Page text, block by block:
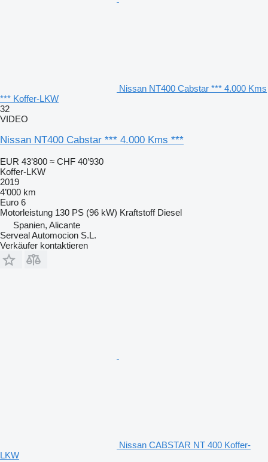
Nissan NT400 Cabstar *** 4.000 Kms
*** Koffer-LKW
32
VIDEO
Nissan NT400 Cabstar *** 4.000 Kms ***
EUR 43’800 ≈ CHF 40’930
Koffer-LKW
2019
4’000 km
Euro 6
Motorleistung 130 PS (96 kW) Kraftstoff Diesel
Spanien, Alicante
Serveal Automocion S.L.
Verkäufer kontaktieren
Nissan CABSTAR NT 400 Koffer-
LKW